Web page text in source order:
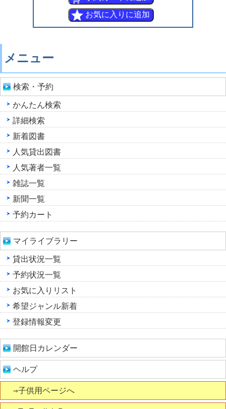
メニュー
検索・予約
かんたん検索
詳細検索
新着図書
人気貸出図書
人気著者一覧
雑誌一覧
新聞一覧
予約カート
マイライブラリー
貸出状況一覧
予約状況一覧
お気に入りリスト
希望ジャンル新着
登録情報変更
開館日カレンダー
ヘルプ
⇒子供用ページへ